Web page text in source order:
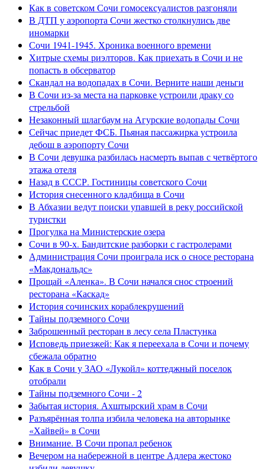
Как в советском Сочи гомосексуалистов разгоняли
В ДТП у аэропорта Сочи жестко столкнулись две
иномарки
Сочи 1941-1945. Хроника военного времени
Хитрые схемы риэлторов. Как приехать в Сочи и не
попасть в обсерватор
Скандал на водопадах в Сочи. Верните наши деньги
В Сочи из-за места на парковке устроили драку со
стрельбой
Незаконный шлагбаум на Агурские водопады Сочи
Сейчас приедет ФСБ. Пьяная пассажирка устроила
дебош в аэропорту Сочи
В Сочи девушка разбилась насмерть выпав с четвёртого
этажа отеля
Назад в СССР. Гостиницы советского Сочи
История снесенного кладбища в Сочи
В Абхазии ведут поиски упавшей в реку российской
туристки
Прогулка на Министерские озера
Сочи в 90-х. Бандитские разборки с гастролерами
Администрация Сочи проиграла иск о сносе ресторана
«Макдональдс»
Прощай «Аленка». В Сочи начался снос строений
ресторана «Каскад»
История сочинских кораблекрушений
Тайны подземного Сочи
Заброшенный ресторан в лесу села Пластунка
Исповедь приезжей: Как я переехала в Сочи и почему
сбежала обратно
Как в Сочи у ЗАО «Лукойл» коттеджный поселок
отобрали
Тайны подземного Сочи - 2
Забытая история. Ахштырский храм в Сочи
Разъярённая толпа избила человека на авторынке
«Хайвей» в Сочи
Внимание. В Сочи пропал ребенок
Вечером на набережной в центре Адлера жестоко